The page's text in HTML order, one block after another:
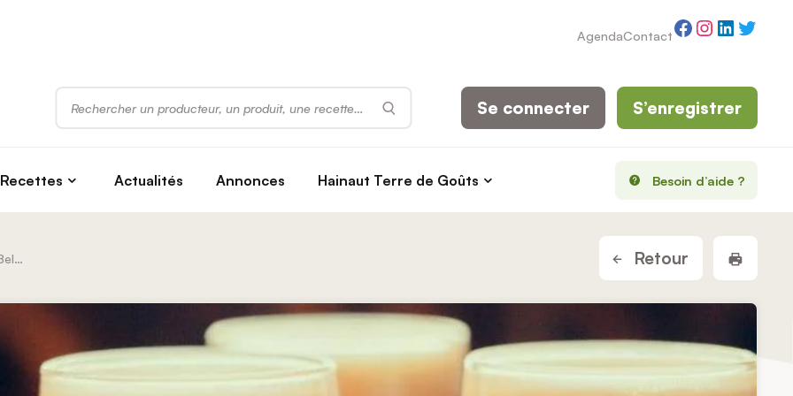
AgendaContactFacebook
Instagram
Rechercher
Recettes Actualités Annonces Hainaut Terre de Goûts Besoin d’aide ?
Se connecter S’enregistrer
Brasserie De Londres – Mons | Belgica Beers Retour